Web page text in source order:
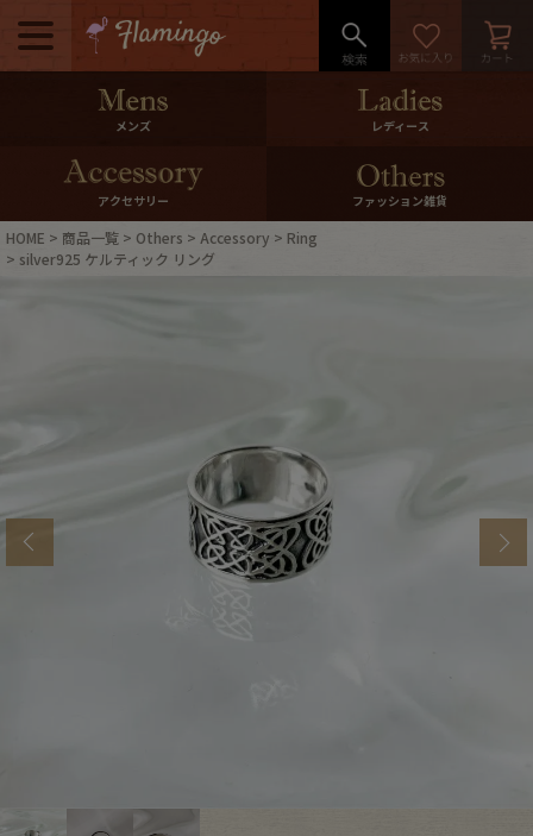
メニュー
500pt＆10％Offクーポンプレゼン
10％0ffクーポンプレゼント
ログイン・会員登録 LINE ID連携
特集一覧
スタッフコーディネート
メンズ レディース
アクセサリー ファッション雑貨
HOME 商品一覧 Others Accessory
Ring
silver925 ケルティック リング